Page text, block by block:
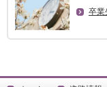
卒業